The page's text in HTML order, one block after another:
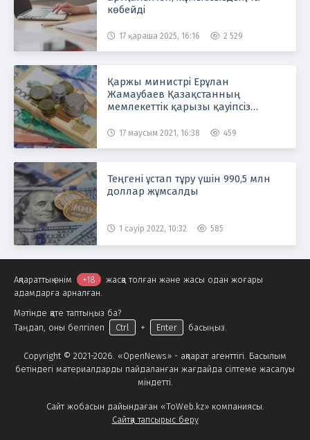
көбейді
17 қараша 2025, 16:16 2 529
Қаржы министрі Ерұлан
Жамаубаев Қазақстанның
мемлекеттік қарызы қауіпсіз
шектен асып кетпейтінін
belgilengen-limitten-asyp-ketp
17 маусым 2021, 16:38 459
Теңгені ұстап тұру үшін 990,5 млн
доллар жұмсалды
1 сәуір 2022, 10:32 585
Copyright © 2021-2026. «OpenNews» - ақпарат агенттігі. Басылым
бетіндегі материалдарды пайдаланған жағдайда сілтеме жасалуы
міндетті.
Сайт жобасын дайындаған «ToWeb.kz» компаниясы.
Сайтқа тапсырыс беру
Ақпараттық өнім +18
жасқа толған және жасы одан жоғары
адамдарға арналған.
Мәтінде қате таптыңыз ба?
Таңдап, оны белгілеп
Ctrl + Enter басыңыз.